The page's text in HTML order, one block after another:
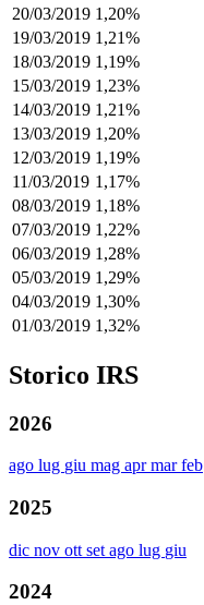
20/03/2019 1,20%
19/03/2019 1,21%
18/03/2019 1,19%
15/03/2019 1,23%
14/03/2019 1,21%
13/03/2019 1,20%
12/03/2019 1,19%
11/03/2019 1,17%
08/03/2019 1,18%
07/03/2019 1,22%
06/03/2019 1,28%
05/03/2019 1,29%
04/03/2019 1,30%
01/03/2019 1,32%
Storico IRS
2026
ago lug giu mag aprmarfeb
2025
dic nov ott set ago lug giu
2024